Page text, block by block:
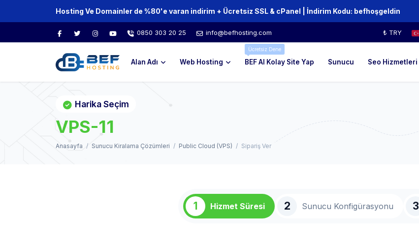
Hosting Ve Domainler de %80'e varan indirim + Ücretsiz SSL & cPanel | İndirim Kodu:‏‎‏‎ ‏‎‏‎‏‎‏‎‏‎‏‎‏‎‏‎befhoşgeldin
0850 303 20 25 info@befhosting.com ₺ TRY
Alan Adı Web Hosting
Ücretsiz Dene
BEF AI Kolay Site Yap Sunucu Seo Hizmetleri
VPS-11
Harika Seçim
Anasayfa Sunucu Kiralama Çözümleri Public Cloud (VPS) Sipariş Ver
1 Hizmet Süresi 2 Sunucu Konfigürasyonu 3